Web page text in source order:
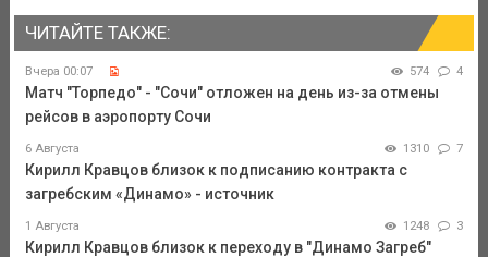
ЧИТАЙТЕ ТАКЖЕ:
Вчера 00:07 574 4
Матч "Торпедо" - "Сочи" отложен на день из-за отмены
рейсов в аэропорту Сочи
6 Августа 1310 7
Кирилл Кравцов близок к подписанию контракта с
загребским «Динамо» - источник
1 Августа 1248 3
Кирилл Кравцов близок к переходу в "Динамо Загреб"